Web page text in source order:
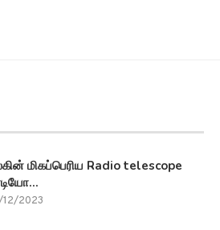
மிகப்பெரிய Radio telescope
12/2023